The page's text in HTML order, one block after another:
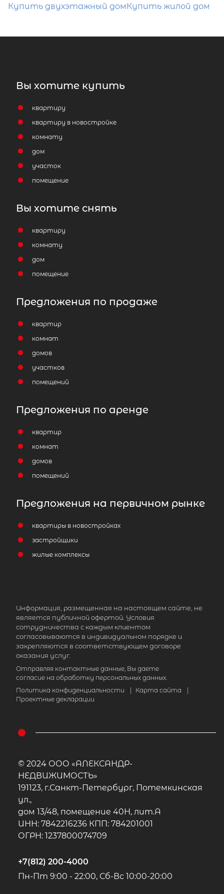
Жилой дом площадью 78 м
Карелия, Лахденпохья, улица Карла
9 600 000 ₽ продажа
Лахденпохский район
Количество соток
Популярное
Жилой дом площадью 100 м
8 300 000 ₽ продажа
Выборгский ЛО район
Количество соток
Купить двухэтажный дом Купить жилой дом
Вы хотите купить
квартиру
квартиру в новостройке
комнату
дом
участок
помещение
Вы хотите снять
квартиру
комнату
дом
помещение
Предложения по продаже
квартир
комнат
домов
участков
помещений
Предложения по аренде
квартир
комнат
домов
помещений
Предложения на первичном рынке
квартиры в новостройках
застройщики
жилые комплексы
Информация, размещенная на настоящем сайте, не
является публичной офертой. Условия
сотрудничества с каждым клиентом
согласовываются в индивидуальном порядке и
закрепляются в соответствующем договоре
оказания услуг.
Отправляя контактные данные, Вы даете
согласие на обработку персональных данных.
Политика конфиденциальности
Карта сайта
Проектные декларации
© 2024 ООО «АЛЕКСАНДР-
НЕДВИЖИМОСТЬ»
191123, г.Санкт-Петербург, Потемкинская
ул.,
дом 13/48, помещение 40Н, лит.А
ИНН: 7842216236 КПП: 784201001
ОГРН: 1237800074709
+7(812) 200-4000
Пн-Пт 9:00 - 22:00, Сб-Вс 10:00-20:00